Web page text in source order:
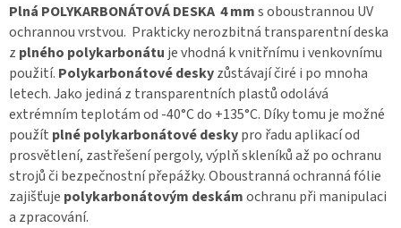
Plná POLYKARBONÁTOVÁ DESKA 4mms oboustrannou UV
ochrannou vrstvou. Prakticky nerozbitná transparentní deska
z plného polykarbonátu je vhodná k vnitřnímu i venkovnímu
použití. Polykarbonátové deskyzůstávají čiré i po mnoha
letech. Jako jediná z transparentních plastů odolává
extrémním teplotám od -40°C do +135°C. Díky tomu je možné
použít plné polykarbonátové deskypro řadu aplikací od
prosvětlení, zastřešení pergoly, výplň skleníků až po ochranu
strojů či bezpečnostní přepážky. Oboustranná ochranná fólie
zajišťuje polykarbonátovým deskámochranu při manipulaci
a zpracování.